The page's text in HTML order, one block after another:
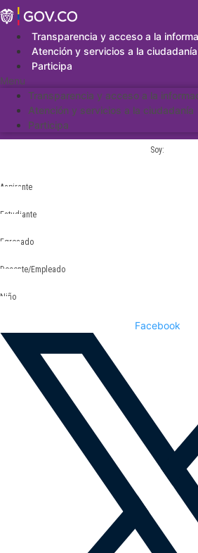
Saltar
al
contenidoTransparencia y acceso a la
Atención y servicios a la ciudadanía
Participa
Menu
Transparencia y acceso a la
Atención y servicios a la ciudadanía
Participa
Soy:
Aspirante
Estudiante
Egresado
Docente/Empleado
Niño
Facebook